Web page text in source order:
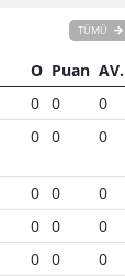
TÜMÜ
O Puan AV.
0 0
0
0 0 0
0 0
0
0 0
0
0 0
0